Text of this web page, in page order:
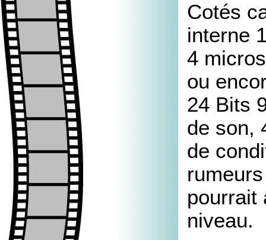
Cotés
interne
4
ou
24 Bits
de son,
de
pourrait
niveau.